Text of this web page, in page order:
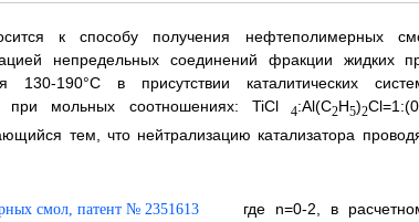
к способу получения нефтеполимерных
непредельных соединений фракции жидких
190°С в присутствии каталитических
при мольных соотношениях: TiCl4:Al(С2Н5)2
тем, что нейтрализацию катализатора
где n=0-2, в